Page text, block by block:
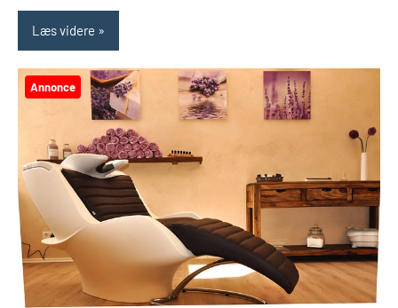
Læs videre
Annonce